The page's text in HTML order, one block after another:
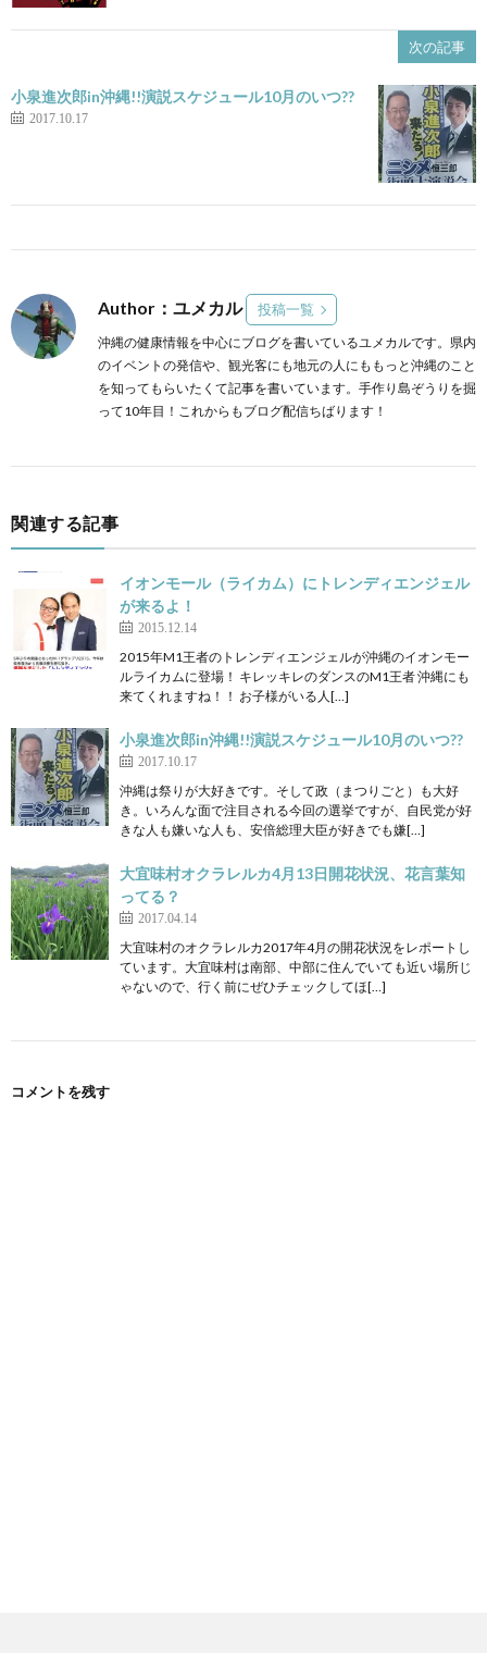
次の記事
小泉進次郎in沖縄!!演説スケジュール10月のいつ??
2017.10.17
Author：ユメカル 投稿一覧
沖縄の健康情報を中心にブログを書いているユメカルです。県内
のイベントの発信や、観光客にも地元の人にももっと沖縄のこと
を知ってもらいたくて記事を書いています。手作り島ぞうりを掘
って10年目！これからもブログ配信ちばります！
関連する記事
イオンモール（ライカム）にトレンディエンジェル
が来るよ！
2015.12.14
2015年M1王者のトレンディエンジェルが沖縄のイオンモー
ルライカムに登場！ キレッキレのダンスのM1王者 沖縄にも
来てくれますね！！ お子様がいる人[…]
小泉進次郎in沖縄!!演説スケジュール10月のいつ??
2017.10.17
沖縄は祭りが大好きです。そして政（まつりごと）も大好
き。いろんな面で注目される今回の選挙ですが、自民党が好
きな人も嫌いな人も、安倍総理大臣が好きでも嫌[…]
大宜味村オクラレルカ4月13日開花状況、花言葉知
ってる？
2017.04.14
大宜味村のオクラレルカ2017年4月の開花状況をレポートし
ています。大宜味村は南部、中部に住んでいても近い場所じ
ゃないので、行く前にぜひチェックしてほ[…]
コメントを残す